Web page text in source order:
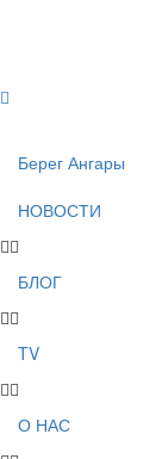
Берег Ангары
НОВОСТИ
БЛОГ
TV
О НАС